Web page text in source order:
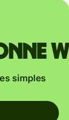
simples